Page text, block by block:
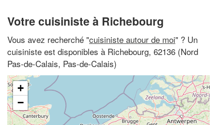
Votre cuisiniste à Richebourg
Vous avez recherché "cuisiniste autour de moi" ? Un
cuisiniste est disponibles à Richebourg, 62136 (Nord
Pas-de-Calais, Pas-de-Calais)
+
−